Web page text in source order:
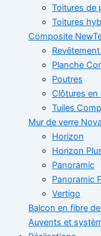
Toitures de
Toitures
Composite
Planche
Poutres
Clôtures
Tuiles
Mur de verre
Horizon
Horizon
Panoramic
Panoramic
Vertigo
Balcon en fibre
Auvents et